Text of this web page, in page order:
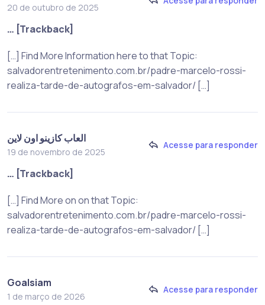
20 de outubro de 2025
… [Trackback]
[…] Find More Information here to that Topic:
salvadorentretenimento.com.br/padre-marcelo-rossi-
realiza-tarde-de-autografos-em-salvador/ […]
العاب كازينو اون لاين
19 de novembro de 2025
Acesse para responder
… [Trackback]
[…] Find More on on that Topic:
salvadorentretenimento.com.br/padre-marcelo-rossi-
realiza-tarde-de-autografos-em-salvador/ […]
Goalsiam
1 de março de 2026
Acesse para responder